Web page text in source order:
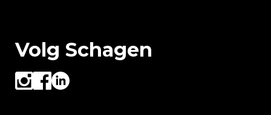
Volg Schagen